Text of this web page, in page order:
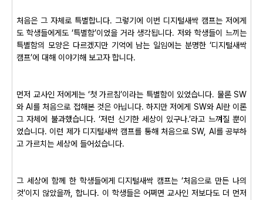
처음은 그 자체로 특별합니다. 그렇기에 이번 디지털새싹 캠프는 저에게
도 학생들에게도 ‘특별함’이었을 거라 생각됩니다. 저와 학생들이 느끼는
특별함의 모양은 다르겠지만 기억에 남는 일임에는 분명한 ‘디지털새싹
캠프’에 대해 이야기해 보고자 합니다.
먼저 교사인 저에게는 ‘첫 가르침’이라는 특별함이 있었습니다. 물론 SW
와 AI를 처음으로 접해본 것은 아닙니다. 하지만 저에게 SW와 AI란 이론
그 자체에 불과했습니다. ‘저런 신기한 세상이 있구나.’라고 느껴질 뿐이
었습니다. 이런 제가 디지털새싹 캠프를 통해 처음으로 SW, AI를 공부하
고 가르치는 세상에 들어섰습니다.
그 세상에 함께 한 학생들에게 디지털새싹 캠프는 ‘처음으로 만든 나의
것’이지 않았을까, 합니다. 이 학생들은 어쩌면 교사인 저보다도 더 먼저